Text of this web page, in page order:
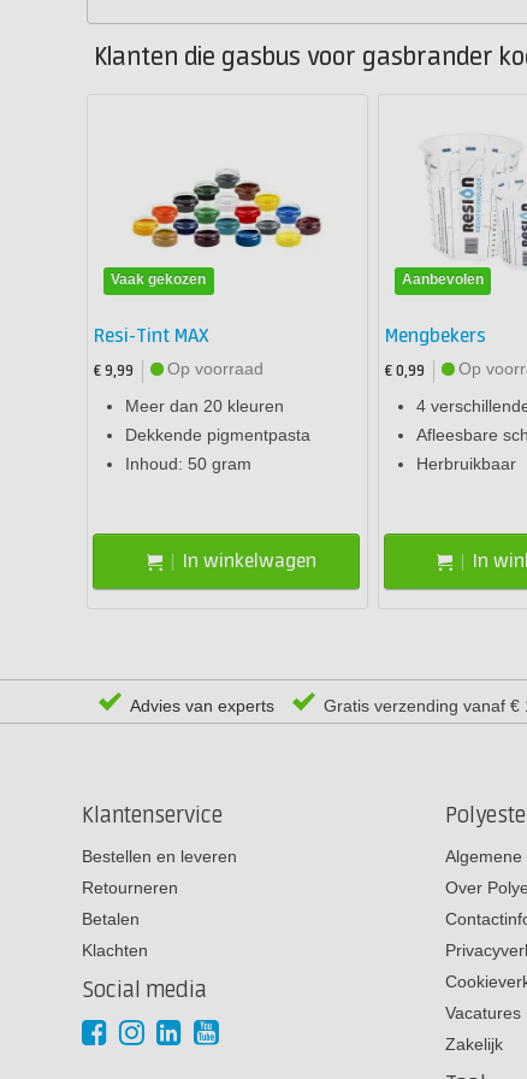
Klanten die gasbus voor gasbrander
Vaak gekozen
Resi-Tint MAX
€ 9,99
Op voorraad
Meer dan 20 kleuren
Dekkende pigmentpasta
Inhoud: 50 gram
In winkelwagen
Aanbevolen
Mengbekers
€ 0,99
Op
4
Afleesbare
Herbruikbaar
In
Advies van experts Gratis verzending vanaf €
Klantenservice
Bestellen en leveren
Retourneren
Betalen
Klachten
Social media
Algemene
Over
Vacatures
Zakelijk